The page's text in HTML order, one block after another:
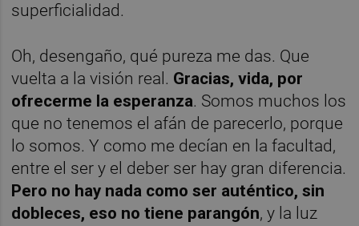
superficialidad.
Oh, desengaño, qué pureza me das. Que
vuelta a la visión real. Gracias, vida, por
ofrecerme la esperanza. Somos muchos los
que no tenemos el afán de parecerlo, porque
lo somos. Y como me decían en la facultad,
entre el ser y el deber ser hay gran diferencia.
Pero no hay nada como ser auténtico, sin
dobleces, eso no tiene parangón, y la luz